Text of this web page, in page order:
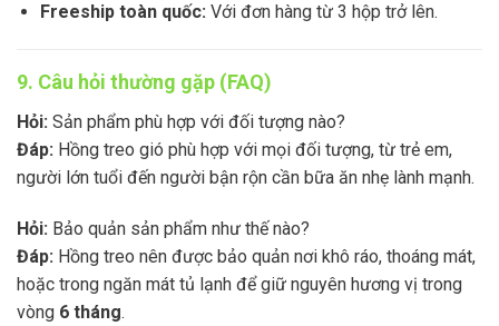
Freeship toàn quốc: Với đơn hàng từ 3 hộp trở lên.
9. Câu hỏi thường gặp (FAQ)
Hỏi: Sản phẩm phù hợp với đối tượng nào?
Đáp: Hồng treo gió phù hợp với mọi đối tượng, từ trẻ em,
người lớn tuổi đến người bận rộn cần bữa ăn nhẹ lành mạnh.
Hỏi: Bảo quản sản phẩm như thế nào?
Đáp: Hồng treo nên được bảo quản nơi khô ráo, thoáng mát,
hoặc trong ngăn mát tủ lạnh để giữ nguyên hương vị trong
vòng 6 tháng.